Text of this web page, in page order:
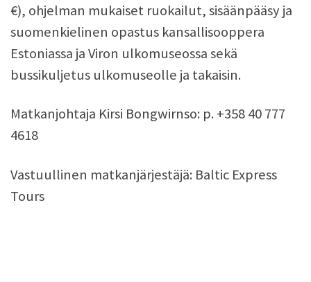
€), ohjelman mukaiset ruokailut, sisäänpääsy ja
suomenkielinen opastus kansallisooppera
Estoniassa ja Viron ulkomuseossa sekä
bussikuljetus ulkomuseolle ja takaisin.
Matkanjohtaja Kirsi Bongwirnso: p. +358 40 777
4618
Vastuullinen matkanjärjestäjä: Baltic Express
Tours